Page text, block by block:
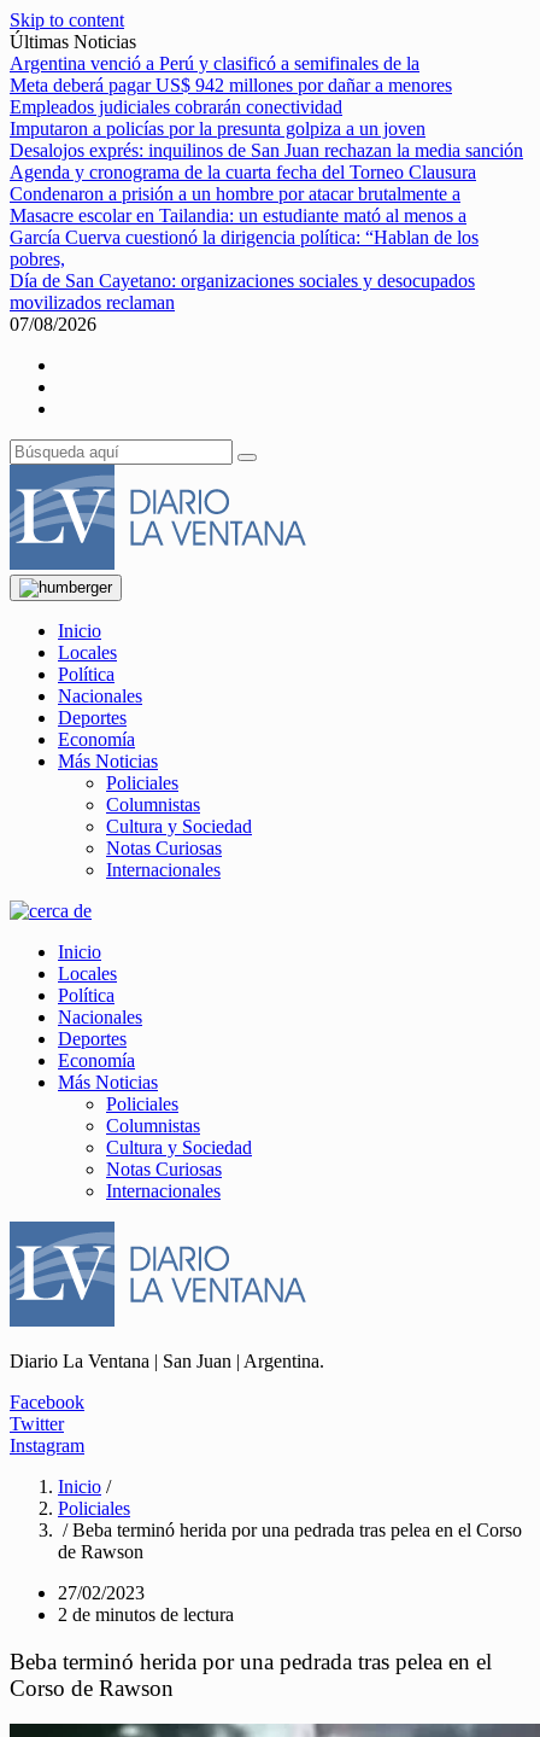
Skip to content
Últimas Noticias
Argentina venció a Perú y clasificó a semifinales de la
Meta deberá pagar US$ 942 millones por dañar a menores
Empleados judiciales cobrarán conectividad
Imputaron a policías por la presunta golpiza a un joven
Desalojos exprés: inquilinos de San Juan rechazan la media sanción
Agenda y cronograma de la cuarta fecha del Torneo Clausura
Condenaron a prisión a un hombre por atacar brutalmente a
Masacre escolar en Tailandia: un estudiante mató al menos a
García Cuerva cuestionó la dirigencia política: “Hablan de los
pobres,
Día de San Cayetano: organizaciones sociales y desocupados
movilizados reclaman
07/08/2026
Inicio
Locales
Política
Nacionales
Deportes
Economía
Más Noticias
Policiales
Columnistas
Cultura y Sociedad
Notas Curiosas
Internacionales
Inicio
Locales
Política
Nacionales
Deportes
Economía
Más Noticias
Policiales
Columnistas
Cultura y Sociedad
Notas Curiosas
Internacionales
Diario La Ventana | San Juan | Argentina.
Facebook
Twitter
Instagram
Inicio /
Policiales
/ Beba terminó herida por una pedrada tras pelea en el Corso
de Rawson
27/02/2023
2 de minutos de lectura
Beba terminó herida por una pedrada tras pelea en el
Corso de Rawson